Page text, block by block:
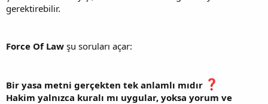
gerektirebilir.
Force Of Law şu soruları açar:
Bir yasa metni gerçekten tek anlamlı mıdır
Hakim yalnızca kuralı mı uygular, yoksa yorum ve